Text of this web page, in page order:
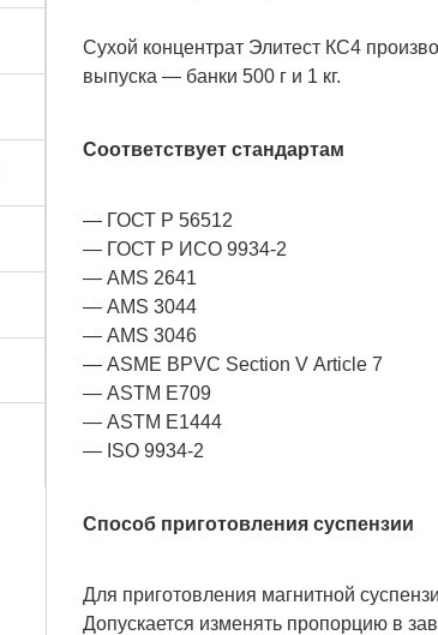
Сухой концентрат Элитест КС4
выпуска — банки 500 г и 1 кг.
Соответствует стандартам
— ГОСТ Р 56512
— ГОСТ Р ИСО 9934-2
— AMS 2641
— AMS 3044
— AMS 3046
— ASME BPVC Section V Article 7
— ASTM E709
— ASTM E1444
— ISO 9934-2
Способ приготовления суспензии
Для приготовления магнитной
Допускается изменять пропорцию в